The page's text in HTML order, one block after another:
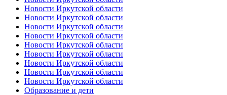
Новости Иркутской области
Новости Иркутской области
Новости Иркутской области
Новости Иркутской области
Новости Иркутской области
Новости Иркутской области
Новости Иркутской области
Новости Иркутской области
Новости Иркутской области
Образование и дети